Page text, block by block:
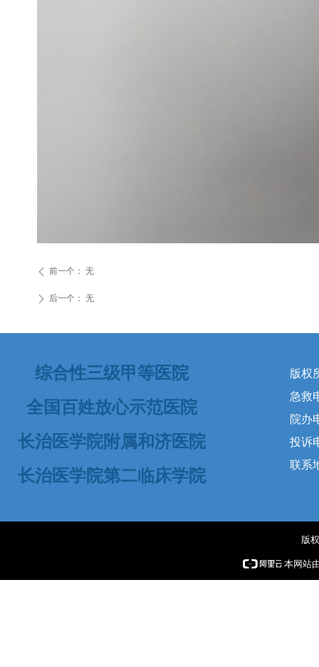
ꄴ 前一个： 无
ꄲ 后一个： 无
版权
急救
院办
投诉
联系
综合性三级甲等医院
全国百姓放心示范医院
长治医学院附属和济医院
长治医学院第二临床学院
版
本网站